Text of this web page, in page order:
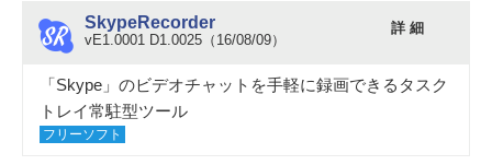
SkypeRecorder
vE1.0001 D1.0025（16/08/09）
詳 細
「Skype」のビデオチャットを手軽に録画できるタスク
トレイ常駐型ツール
フリーソフト